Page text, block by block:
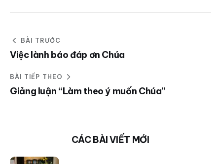
BÀI TRƯỚC
Việc lành báo đáp ơn Chúa
BÀI TIẾP THEO
Giảng luận “Làm theo ý muốn Chúa”
CÁC BÀI VIẾT MỚI